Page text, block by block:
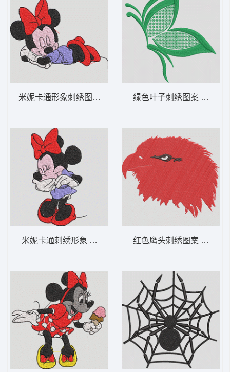
米妮卡通形象刺绣图案 米妮 13-DST格式
米妮卡通刺绣形象 米妮 12-DST格式
绿色叶子刺绣图案 格子翅
红色鹰头刺绣图案 凶猛的